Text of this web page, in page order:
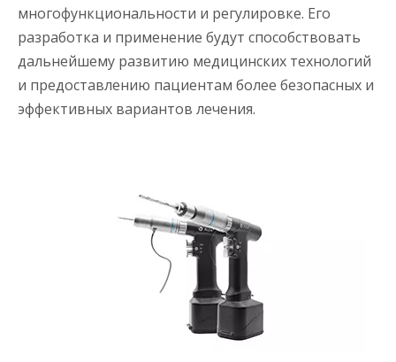
многофункциональности и регулировке. Его
разработка и применение будут способствовать
дальнейшему развитию медицинских технологий
и предоставлению пациентам более безопасных и
эффективных вариантов лечения.